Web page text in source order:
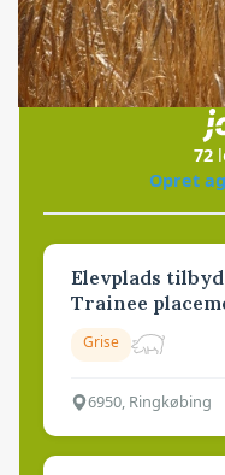
i
72
Opret
Elevplads
Trainee
Grise
6950, Ringkøbing